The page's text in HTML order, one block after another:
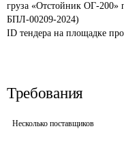
груза «Отстойник ОГ-
БПЛ-00209-2024)
ID тендера на площадке
Требования
Несколько поставщиков